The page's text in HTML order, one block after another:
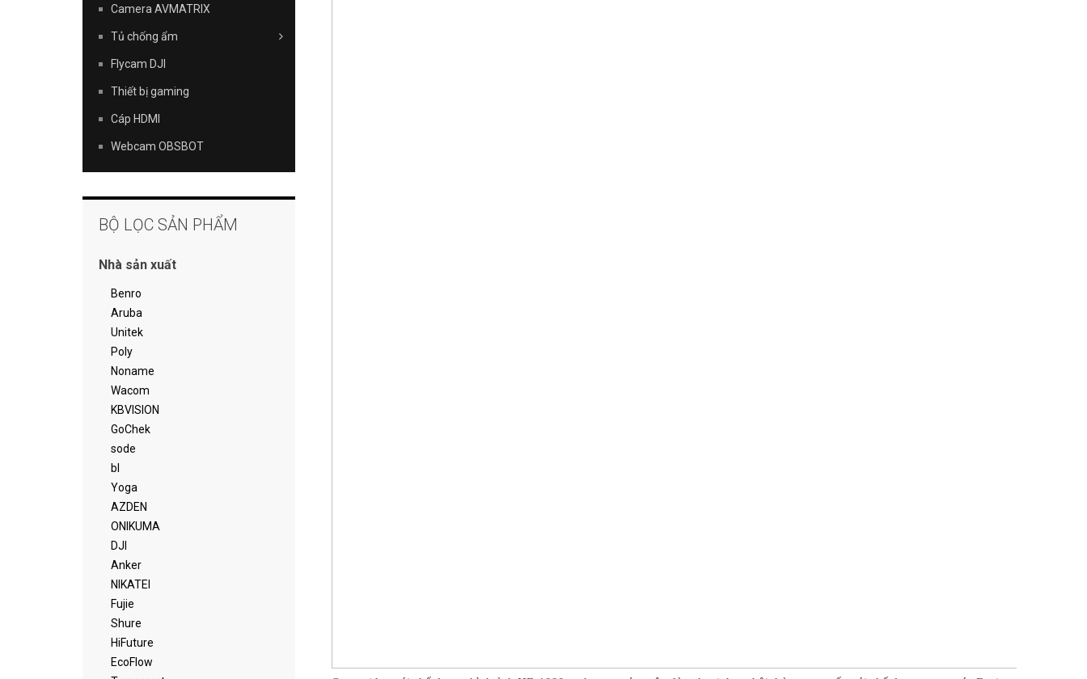
Camera AVMATRIX
Tủ chống ẩm
Flycam DJI
Thiết bị gaming
Cáp HDMI
Webcam OBSBOT
BỘ LỌC SẢN PHẨM
Nhà sản xuất
Benro
Aruba
Unitek
Poly
Noname
Wacom
KBVISION
GoChek
sode
bl
Yoga
AZDEN
ONIKUMA
DJI
Anker
NIKATEI
Fujie
Shure
HiFuture
EcoFlow